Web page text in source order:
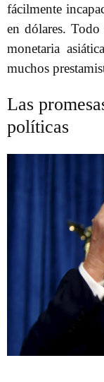
fácilmente
en dólares.
monetaria
muchos
Las
políticas